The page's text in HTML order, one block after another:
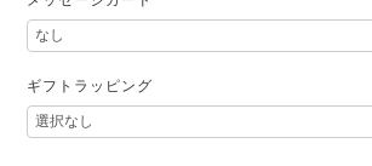
ギフトラッピング